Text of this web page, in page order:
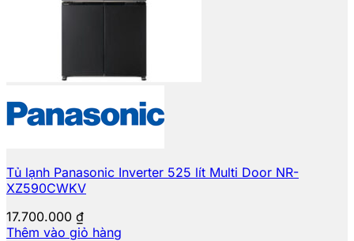
Tủ lạnh Panasonic Inverter 525 lít Multi Door NR-
XZ590CWKV
17.700.000 ₫
Thêm vào giỏ hàng